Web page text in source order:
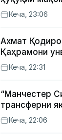
белгиловчи
қонунни
Кеча, 23:06
Ахмат
Қаҳрамони
Кеча, 22:31
“Манчестер
трансферни
Кеча, 22:06